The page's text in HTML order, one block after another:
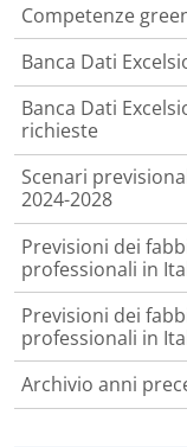
Competenze
Banca Dati
Banca Dati
richieste
Scenari
2024-2028
Previsioni dei
professionali in
Previsioni dei
professionali in
Archivio anni